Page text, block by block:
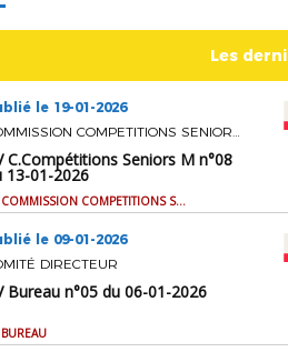
Les
le 19-01-2026
COMMISSION COMPETITIONS SENIORS M
C.Compétitions Seniors M n°08
13-01-2026
PV COMMISSION COMPETITIONS SENIORS M
le 09-01-2026
DIRECTEUR
Bureau n°05 du 06-01-2026
BUREAU